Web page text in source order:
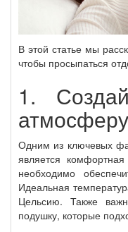
В этой статье мы
чтобы просыпаться
1.
Одним из ключевых
является
необходимо
Идеальная
Цельсию. Также
подушку, которые